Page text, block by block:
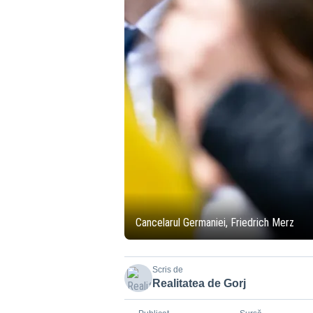
Cancelarul Germaniei, Friedrich Merz
Scris de
Realitatea de Gorj